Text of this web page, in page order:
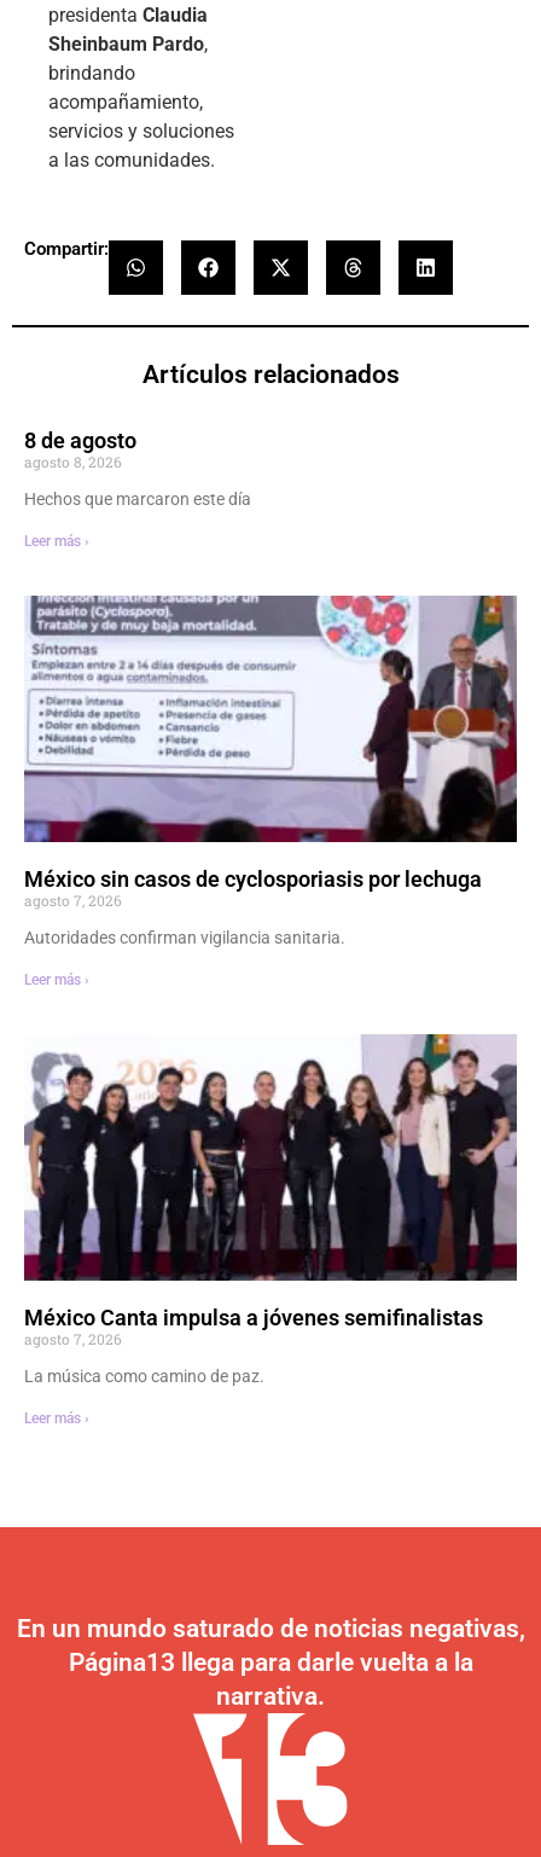
presidenta Claudia
Sheinbaum Pardo,
brindando
acompañamiento,
servicios y soluciones
a las comunidades.
Compartir:
Artículos relacionados
8 de agosto
agosto 8, 2026
Hechos que marcaron este día
Leer más ›
México sin casos de cyclosporiasis por lechuga
agosto 7, 2026
Autoridades confirman vigilancia sanitaria.
Leer más ›
México Canta impulsa a jóvenes semifinalistas
agosto 7, 2026
La música como camino de paz.
Leer más ›
En un mundo saturado de noticias negativas,
Página13 llega para darle vuelta a la
narrativa.